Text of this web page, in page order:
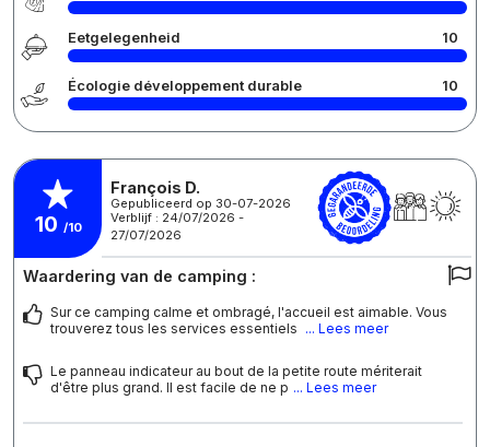
Eetgelegenheid 10
Écologie développement durable 10
10 /10
François D.
Gepubliceerd op 30-07-2026
Verblijf : 24/07/2026 -
27/07/2026
Waardering van de camping :
Sur ce camping calme et ombragé, l'accueil est aimable. Vous
trouverez tous les services essentiels ... Lees meer
Le panneau indicateur au bout de la petite route mériterait
d'être plus grand. Il est facile de ne p ... Lees meer